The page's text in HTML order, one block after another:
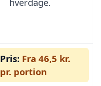
Pris: Fra 46,5 kr.
pr. portion